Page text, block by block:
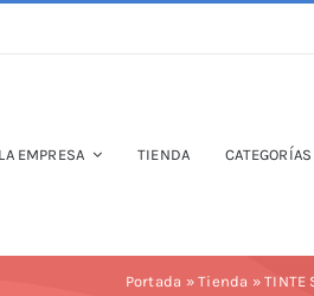
LA EMPRESA TIENDA CATEGORÍAS
Portada »Tienda »TINTE